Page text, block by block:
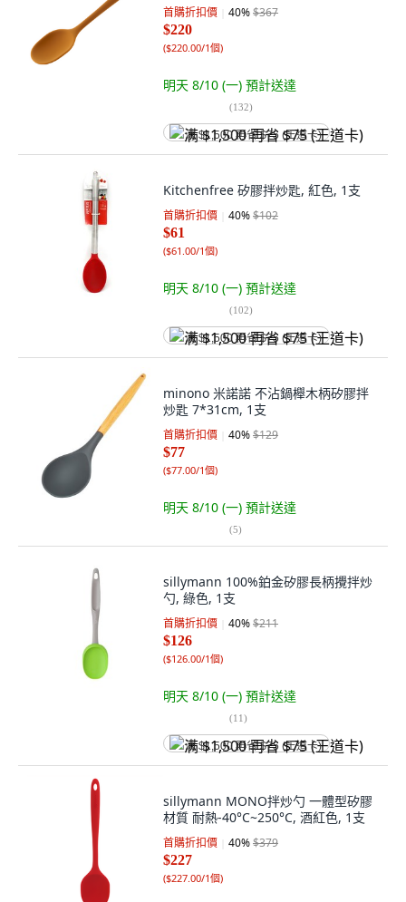
首購折扣價 40%$367
$220
($220.00/1個)
明天 8/10 (一) 預計送達
(132)
满 $1,500 再省 $75 (王道卡)
Kitchenfree 矽膠拌炒匙, 紅色, 1支
首購折扣價 40%$102
$61
($61.00/1個)
明天 8/10 (一) 預計送達
(102)
满 $1,500 再省 $75 (王道卡)
minono 米諾諾 不沾鍋櫸木柄矽膠拌
炒匙 7*31cm, 1支
首購折扣價 40%$129
$77
($77.00/1個)
明天 8/10 (一) 預計送達
(5)
sillymann 100%鉑金矽膠長柄攪拌炒
勺, 綠色, 1支
首購折扣價 40%$211
$126
($126.00/1個)
明天 8/10 (一) 預計送達
(11)
满 $1,500 再省 $75 (王道卡)
sillymann MONO拌炒勺 一體型矽膠
材質 耐熱-40°C~250°C, 酒紅色, 1支
首購折扣價 40%$379
$227
($227.00/1個)